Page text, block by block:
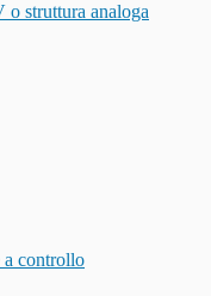
struttura analoga
a controllo